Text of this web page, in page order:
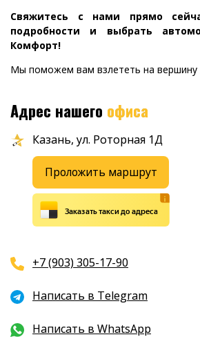
Свяжитесь с нами прямо
подробности и выбрать
Комфорт!
Мы поможем вам взлететь на вершину
Адрес нашего офиса
Казань, ул. Роторная 1Д
Проложить маршрут
Заказать такси до адреса
+7 (903) 305-17-90
Написать в Telegram
Написать в WhatsApp